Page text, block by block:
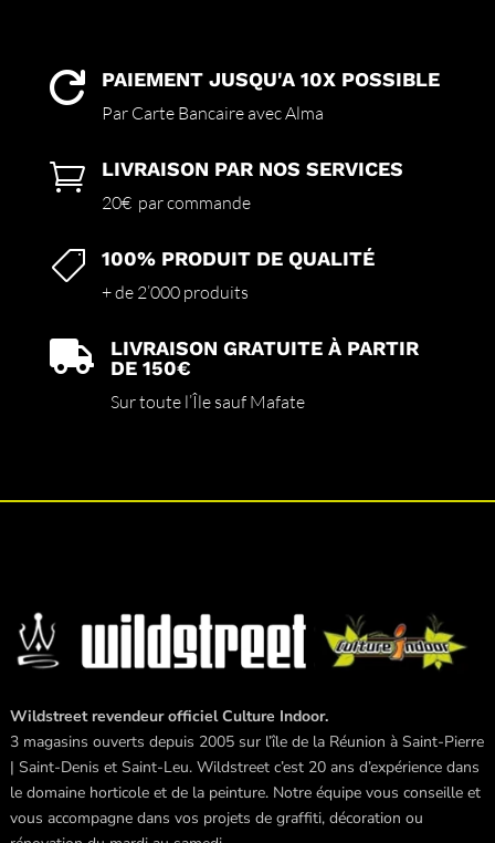
 PAIEMENT JUSQU'A 10X POSSIBLE
Par Carte Bancaire avec Alma
 LIVRAISON PAR NOS SERVICES
20€ par commande
 100% PRODUIT DE QUALITÉ
+ de 2’000 produits

LIVRAISON GRATUITE À PARTIR
DE 150€
Sur toute l’Île sauf Mafate
Wildstreet revendeur officiel Culture Indoor.
3 magasins ouverts depuis 2005 sur l’île de la Réunion à Saint-Pierre
| Saint-Denis et Saint-Leu. Wildstreet c’est 20 ans d’expérience dans
le domaine horticole et de la peinture. Notre équipe vous conseille et
vous accompagne dans vos projets de graffiti, décoration ou